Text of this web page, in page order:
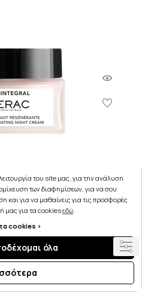
Night Cream
Νύχτας 50ml
του site μας, για την ανάλυση
των διαφημίσεων, για να σου
και για να μαθαίνεις για τις προσφορές
μας για τα cookiesεδώ.
cookies >
όλα